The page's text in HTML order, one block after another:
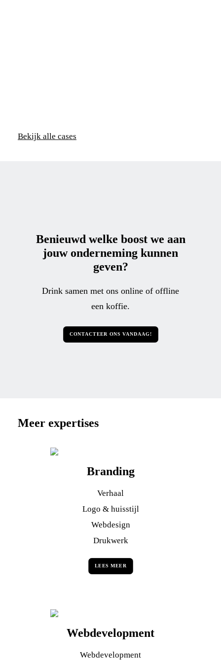
Bekijk alle cases
Benieuwd welke boostwe aan
jouw onderneming kunnen
geven?
Drink samen met ons online of offline
een koffie.
CONTACTEER ONS VANDAAG!
Meer expertises
Branding
Verhaal
Logo & huisstijl
Webdesign
Drukwerk
LEES MEER
Webdevelopment
Webdevelopment